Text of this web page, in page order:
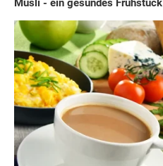
Müsli - ein gesundes Frühstück